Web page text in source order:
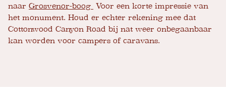
naar Grosvenor-boog Voor een korte impressie van
het monument. Houd er echter rekening mee dat
Cottonwood Canyon Road bij nat weer onbegaanbaar
kan worden voor campers of caravans.